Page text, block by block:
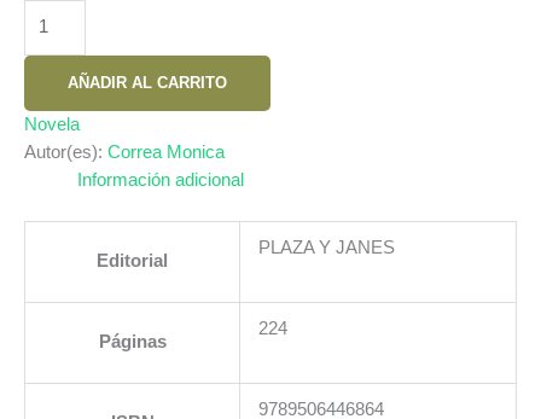
EN
TUS
MANOS.
UNA
FAMILIA
PODEROSA
MARCARA
AÑADIR AL CARRITO
Novela
Autor(es): Correa Monica
Información adicional
Editorial
PLAZA Y JANES
Páginas
224
9789506446864